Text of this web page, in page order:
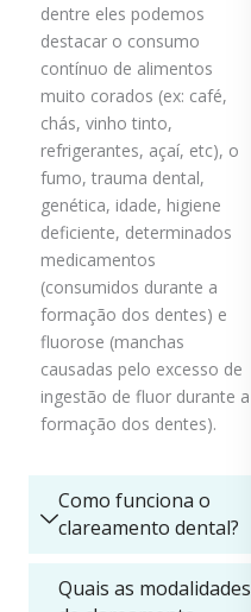
dentre eles podemos
destacar o consumo
contínuo de alimentos
muito corados (ex: café,
chás, vinho tinto,
refrigerantes, açaí, etc), o
fumo, trauma dental,
genética, idade, higiene
deficiente, determinados
medicamentos
(consumidos durante a
formação dos dentes) e
fluorose (manchas
causadas pelo excesso de
ingestão de fluor durante a
formação dos dentes).
Como funciona o
clareamento dental?
Quais as modalidades